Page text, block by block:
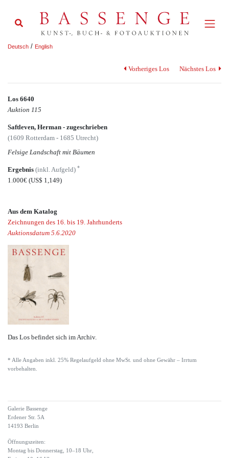
Deutsch / English
Vorheriges Los Nächstes Los
Los 6640
Auktion 115
Saftleven, Herman - zugeschrieben
(1609 Rotterdam - 1685 Utrecht)
Felsige Landschaft mit Bäumen
Ergebnis (inkl. Aufgeld) *
1.000€ (US$ 1,149)
Aus dem Katalog
Zeichnungen des 16. bis 19. Jahrhunderts
Auktionsdatum 5.6.2020
Das Los befindet sich im Archiv.
* Alle Angaben inkl. 25% Regelaufgeld ohne MwSt. und ohne Gewähr – Irrtum
vorbehalten.
Galerie Bassenge
Erdener Str. 5A
14193 Berlin
Öffnungszeiten:
Montag bis Donnerstag, 10–18 Uhr,